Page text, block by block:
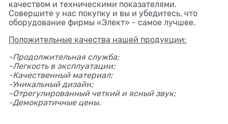
качеством и техническими показателями.
Совершите у нас покупку и вы и убедитесь, что
оборудование фирмы «Элект» - самое лучшее.
Положительные качества нашей продукции:
-Продолжительная служба;
-Легкость в эксплуатации;
-Качественный материал;
-Уникальный дизайн;
-Отрегулированный четкий и ясный звук;
-Демократичные цены.